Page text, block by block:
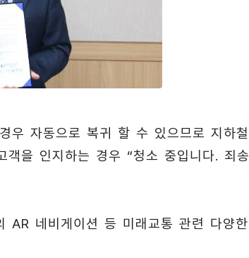
우 자동으로 복귀 할 수 있으므로 지하
을 인지하는 경우 “청소 중입니다. 죄
AR 네비게이션 등 미래교통 관련 다양